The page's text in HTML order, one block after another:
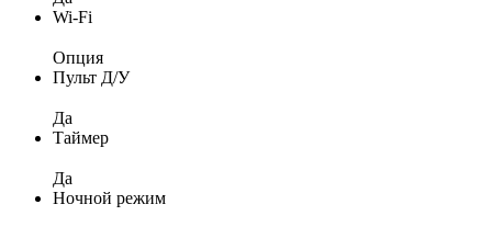
Wi-Fi
Опция
Пульт Д/У
Да
Таймер
Да
Ночной режим